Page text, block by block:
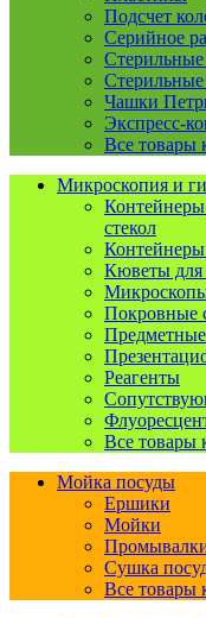
Подсчет
Серийное
Чашки
Экспресс-
Все товары
Микроскопия и
стекол
Контейнеры
Кюветы для
Покровные
Предметные
Реагенты
Все товары
Мойка посуды
Ершики
Мойки
Сушка
Все товары